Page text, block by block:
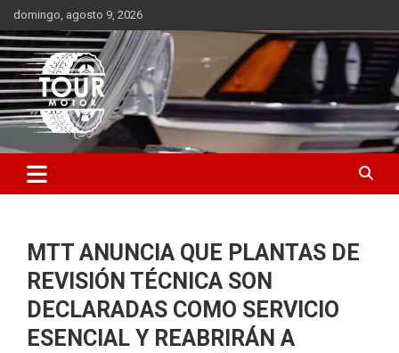
Saltar
al
contenido
domingo, agosto 9, 2026
Tour Motor
Plataforma de contenido audiovisual para el sector automotriz
MTT ANUNCIA QUE PLANTAS DE
REVISIÓN TÉCNICA SON
DECLARADAS COMO SERVICIO
ESENCIAL Y REABRIRÁN A